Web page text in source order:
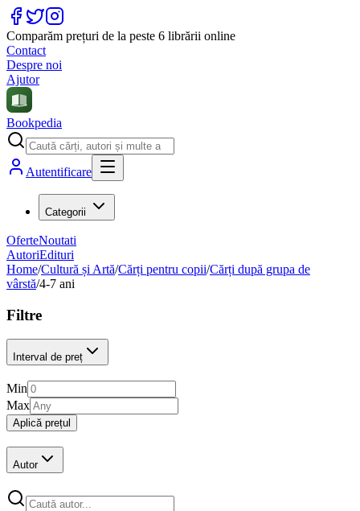
Comparăm prețuri de la peste 6 librării online
Contact
Despre noi
Ajutor
Bookpedia
Autentificare
Categorii
OferteNoutati
AutoriEdituri
Home/Cultură și Artă/Cărți pentru copii/Cărți după grupa de
vârstă/4-7 ani
Filtre
Interval de preț
Min
Max
Aplică prețul
Autor